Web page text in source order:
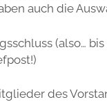
auch die
(also…
des